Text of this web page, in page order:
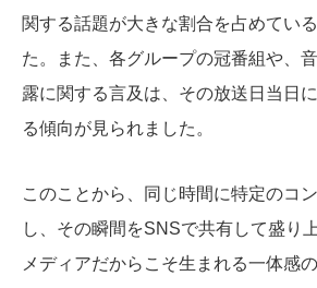
関する話題が大きな割合を占めてい
た。また、各グループの冠番組や、
露に関する言及は、その放送日当日
る傾向が見られました。
このことから、同じ時間に特定のコ
し、その瞬間をSNSで共有して盛り
メディアだからこそ生まれる一体感